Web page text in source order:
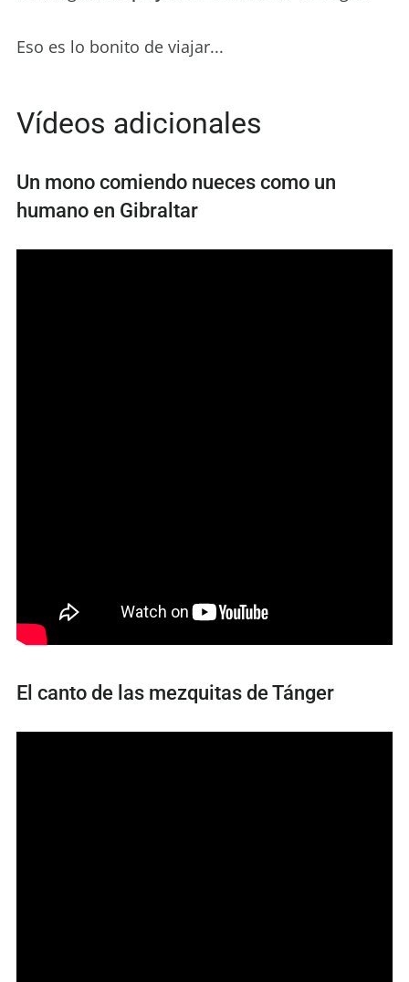
Eso es lo bonito de viajar...
Vídeos adicionales
Un mono comiendo nueces como un
humano en Gibraltar
El canto de las mezquitas de Tánger